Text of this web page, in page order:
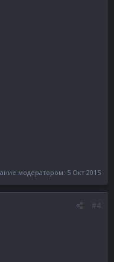
модератором: 5 Окт 2015
#4